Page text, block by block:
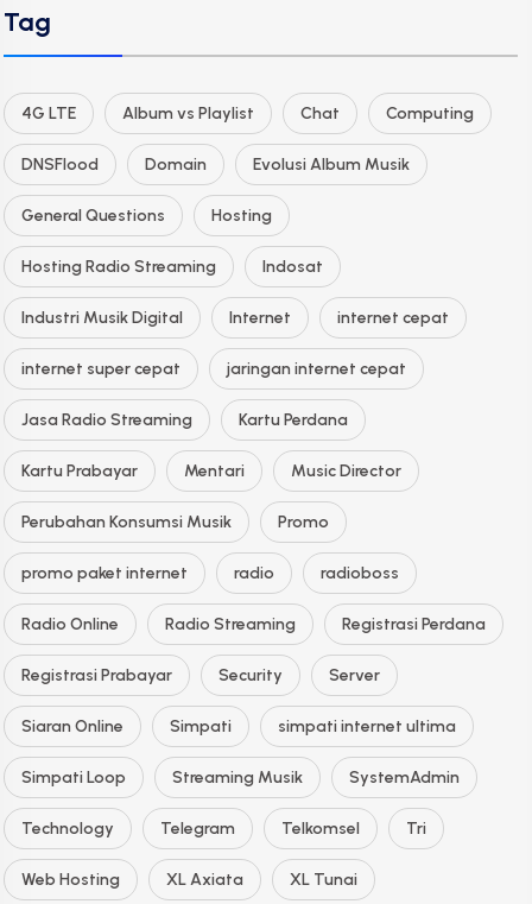
Tag
4G LTE Album vs Playlist Chat Computing
DNSFlood Domain Evolusi Album Musik
General Questions Hosting
Hosting Radio Streaming Indosat
Industri Musik Digital Internet internet cepat
internet super cepat jaringan internet cepat
Jasa Radio Streaming Kartu Perdana
Kartu Prabayar Mentari Music Director
Perubahan Konsumsi Musik Promo
promo paket internet radio radioboss
Radio Online Radio Streaming Registrasi Perdana
Registrasi Prabayar Security Server
Siaran Online Simpati simpati internet ultima
Simpati Loop Streaming Musik SystemAdmin
Technology Telegram Telkomsel Tri
Web Hosting XL Axiata XL Tunai